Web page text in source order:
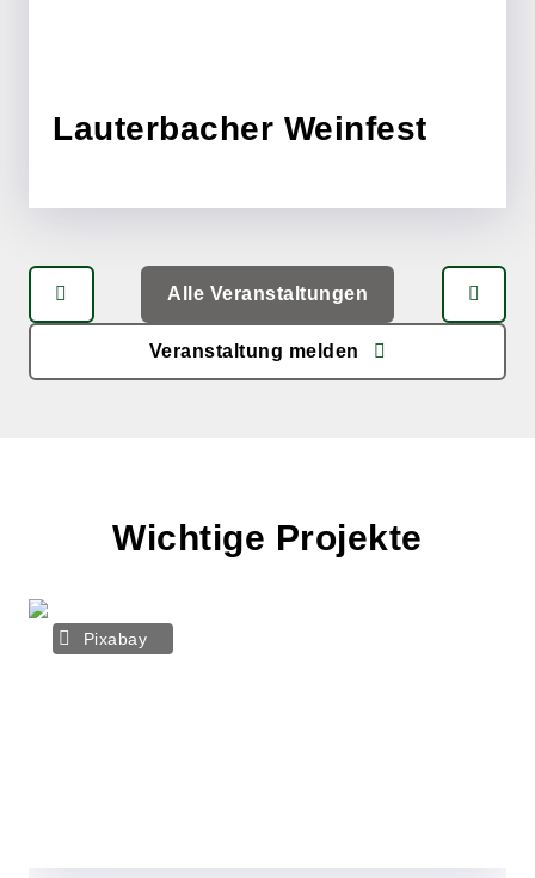
Lauterbacher Weinfest
Alle Veranstaltungen
Veranstaltung melden
Wichtige Projekte
Pixabay